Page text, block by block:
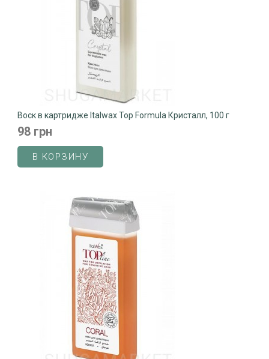
Воск в картридже Italwax Top Formula Кристалл, 100 г
98 грн
В КОРЗИНУ